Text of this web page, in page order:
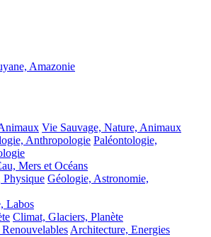
Amazonie
Vie Sauvage, Nature, Animaux
Anthropologie Paléontologie,
Mers et Océans
Physique Géologie, Astronomie,
Labos
Climat, Glaciers, Planète
Architecture, Energies